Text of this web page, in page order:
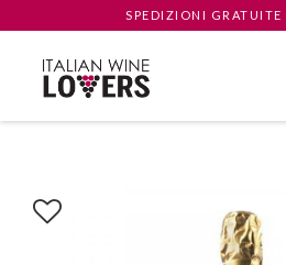
SPEDIZIONI GRATUITE